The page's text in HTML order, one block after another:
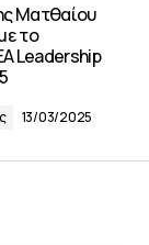
Ματθαίου
το
Leadership
13/03/2025